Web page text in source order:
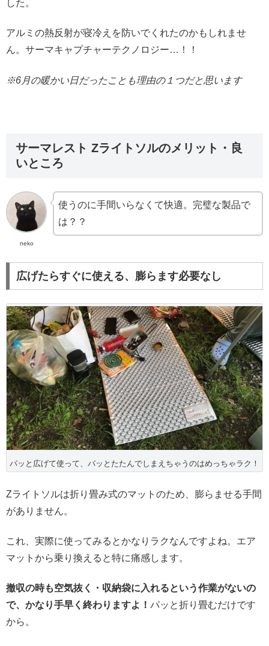
した。
アルミの熱反射が寝冷えを防いでくれたのかもしれませ
ん。サーマキャプチャーテクノロジー…！！
※6月の暖かい日だったことも理由の１つだと思います
サーマレスト Zライトソルのメリット・良
いところ
neko
使うのに手間いらなくて快適。完璧な製品で
は？？
広げたらすぐに使える、膨らます必要なし
パッと広げて使って、パッとたたんでしまえちゃうのはめっちゃラク！
Zライトソルは折り畳み式のマットのため、膨らませる手間
がありません。
これ、実際に使ってみるとかなりラクなんですよね。エア
マットから乗り換えると特に痛感します。
撤収の時も空気抜く・収納袋に入れるという作業がないの
で、かなり手早く終わりますよ！ パッと折り畳むだけです
から。